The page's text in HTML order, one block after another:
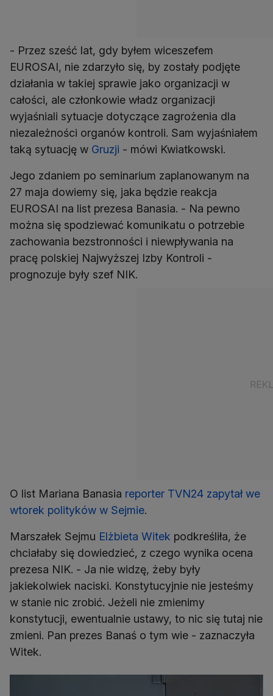
- Przez sześć lat, gdy byłem wiceszefem
EUROSAI, nie zdarzyło się, by zostały podjęte
działania w takiej sprawie jako organizacji w
całości, ale członkowie władz organizacji
wyjaśniali sytuacje dotyczące zagrożenia dla
niezależności organów kontroli. Sam wyjaśniałem
taką sytuację w Gruzji - mówi Kwiatkowski.
Jego zdaniem po seminarium zaplanowanym na
27 maja dowiemy się, jaka będzie reakcja
EUROSAI na list prezesa Banasia. - Na pewno
można się spodziewać komunikatu o potrzebie
zachowania bezstronności i niewpływania na
pracę polskiej Najwyższej Izby Kontroli -
prognozuje były szef NIK.
O list Mariana Banasia reporter TVN24 zapytał we
wtorek polityków w Sejmie.
Marszałek Sejmu Elżbieta Witek podkreśliła, że
chciałaby się dowiedzieć, z czego wynika ocena
prezesa NIK. - Ja nie widzę, żeby były
jakiekolwiek naciski. Konstytucyjnie nie jesteśmy
w stanie nic zrobić. Jeżeli nie zmienimy
konstytucji, ewentualnie ustawy, to nic się tutaj nie
zmieni. Pan prezes Banaś o tym wie - zaznaczyła
Witek.